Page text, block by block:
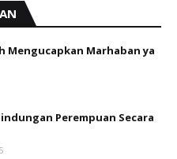
Mengucapkan Marhaban ya
Perempuan Secara